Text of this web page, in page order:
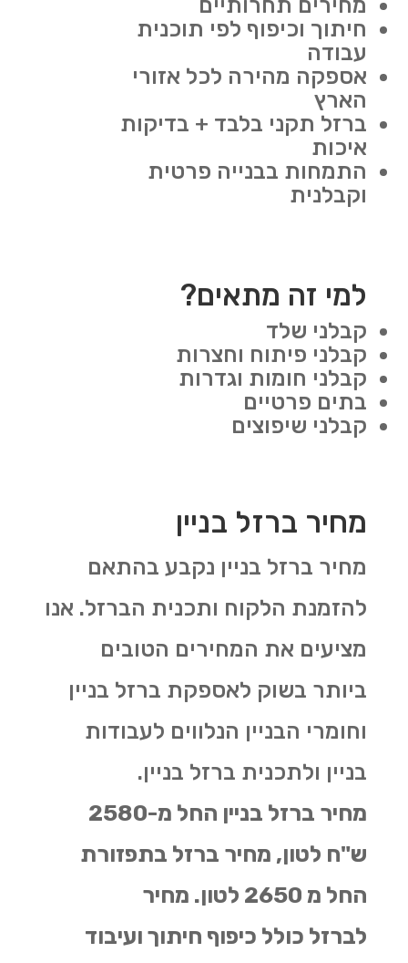
חיתוך וכיפוף לפי תוכנית
עבודה
אספקה מהירה לכל אזורי
הארץ
ברזל תקני בלבד + בדיקות
איכות
התמחות בבנייה פרטית
וקבלנית
למי זה מתאים?
קבלני שלד
קבלני פיתוח וחצרות
קבלני חומות וגדרות
בתים פרטיים
קבלני שיפוצים
מחיר ברזל בניין
מחיר ברזל בניין נקבע בהתאם
להזמנת הלקוח ותכנית הברזל. אנו
מציעים את המחירים הטובים
ביותר בשוק לאספקת ברזל בניין
וחומרי הבניין הנלווים לעבודות
בניין ולתכנית ברזל בניין.
ש"ח לטון, מחיר ברזל בתפזורת
החל מ 2650 לטון. מחיר
לברזל כולל כיפוף חיתוך ועיבוד